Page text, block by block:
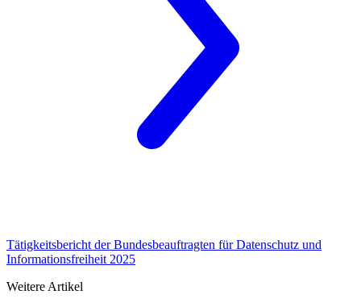
Tätigkeitsbericht der Bundesbeauftragten für Datenschutz und
Informationsfreiheit 2025
Weitere Artikel